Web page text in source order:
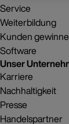
Service
Weiterbildung
Kunden
Software
Unser
Karriere
Nachhaltigkeit
Presse
Handelspartner